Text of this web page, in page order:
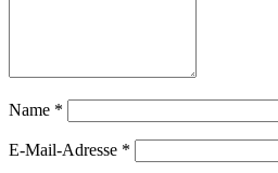
Name *
E-Mail-Adresse *